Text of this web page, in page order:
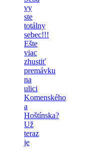
vy
ste
totálny
sebec!!!
Ešte
viac
zhustiť
premávku
na
ulici
Komenského
a
Hoštínska?
Už
teraz
je